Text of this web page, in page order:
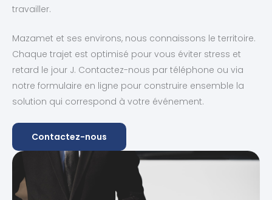
travailler.
Mazamet et ses environs, nous connaissons le territoire.
Chaque trajet est optimisé pour vous éviter stress et
retard le jour J. Contactez-nous par téléphone ou via
notre formulaire en ligne pour construire ensemble la
solution qui correspond à votre événement.
Contactez-nous